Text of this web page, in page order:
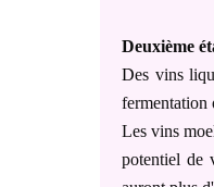
Deuxième
Des vins
fermentation
Les vins
potentiel de